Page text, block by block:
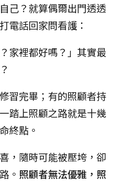
己？就算偶爾出門透透
電話回家問看護：
家裡都好嗎？」其實最
習完畢；有的照顧者持
踏上照顧之路就是十幾
終點。
，隨時可能被壓垮，卻
。 照顧者無法優雅，照